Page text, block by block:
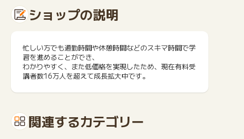
ショップの説明
忙しい方でも通勤時間や休憩時間などのスキマ時間で学
習を進めることができ、
わかりやすく、また低価格を実現したため、現在有料受
講者数16万人を超えて成長拡大中です。
関連するカテゴリー